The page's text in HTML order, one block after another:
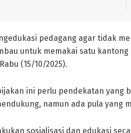
pedagang agar tidak
untuk memakai satu
(15/10/2025).
ini perlu pendekatan yang
namun ada pula yang
sosialisasi dan edukasi